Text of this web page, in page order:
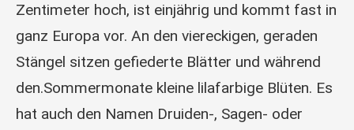
Zentimeter hoch, ist einjährig und kommt fast in
ganz Europa vor. An den viereckigen, geraden
Stängel sitzen gefiederte Blätter und während
den.Sommermonate kleine lilafarbige Blüten. Es
hat auch den Namen Druiden-, Sagen- oder